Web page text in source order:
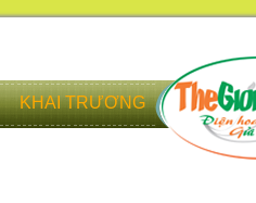
KHAI TRƯƠNG